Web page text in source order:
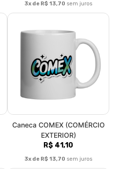
3x de R$ 13,70 sem juros
Caneca COMEX (COMÉRCIO
EXTERIOR)
R$ 41,10
3x de R$ 13,70 sem juros